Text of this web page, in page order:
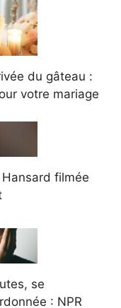
du gâteau :
votre mariage
filmée
se
: NPR